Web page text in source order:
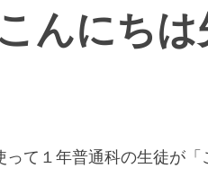
んにち
って１年普通科の生徒が